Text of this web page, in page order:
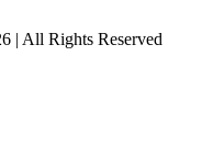
| All Rights Reserved